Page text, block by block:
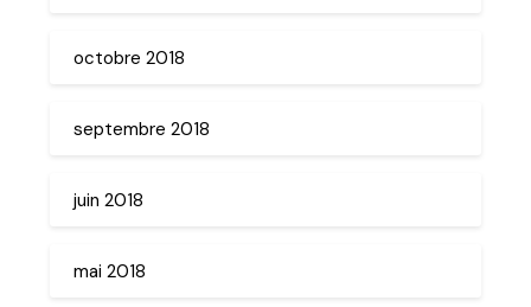
octobre 2018
septembre 2018
juin 2018
mai 2018